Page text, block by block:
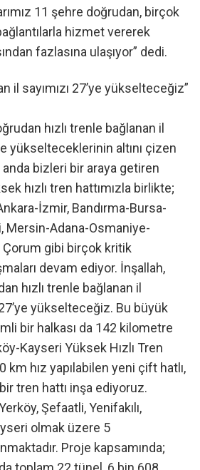
11 şehre doğrudan, birçok
hizmet vererek
fazlasına ulaşıyor” dedi.
il sayımızı 27’ye yükselteceğiz”
hızlı trenle bağlanan il
yükselteceklerinin altını çizen
anda bizleri bir araya getiren
hızlı tren hattımızla birlikte;
İzmir, Bandırma-Bursa-
Mersin-Adana-Osmaniye-
gibi birçok kritik
devam ediyor. İnşallah,
hızlı trenle bağlanan il
27’ye yükselteceğiz. Bu büyük
bir halkası da 142 kilometre
Kayseri Yüksek Hızlı Tren
km hız yapılabilen yeni çift hatlı,
tren hattı inşa ediyoruz.
Şefaatli, Yenifakılı,
olmak üzere 5
Proje kapsamında;